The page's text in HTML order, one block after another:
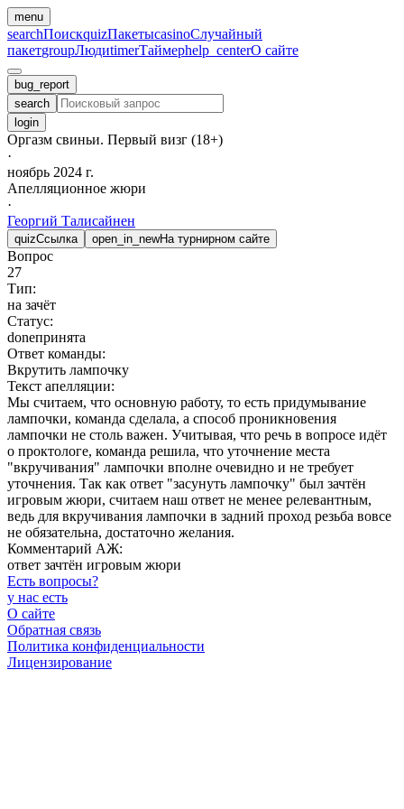
menu
searchПоискquizПакетыcasinoСлучайный
пакетgroupЛюдиtimerТаймерhelp_centerО сайте
bug_report
search
login
Оргазм свиньи. Первый визг (18+)
·
ноябрь 2024 г.
Апелляционное жюри
·
Георгий Талисайнен
quizСсылка open_in_newНа турнирном сайте
Вопрос
27
Тип:
на зачёт
Статус:
doneпринята
Ответ команды:
Вкрутить лампочку
Текст апелляции:
Мы считаем, что основную работу, то есть придумывание
лампочки, команда сделала, а способ проникновения
лампочки не столь важен. Учитывая, что речь в вопросе идёт
о проктологе, команда решила, что уточнение места
"вкручивания" лампочки вполне очевидно и не требует
уточнения. Так как ответ "засунуть лампочку" был зачтён
игровым жюри, считаем наш ответ не менее релевантным,
ведь для вкручивания лампочки в задний проход резьба вовсе
не обязательна, достаточно желания.
Комментарий АЖ:
ответ зачтён игровым жюри
Есть вопросы?
у нас есть
О сайте
Обратная связь
Политика конфиденциальности
Лицензирование